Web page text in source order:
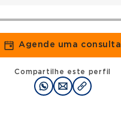
Agende uma consulta
Compartilhe este perfil